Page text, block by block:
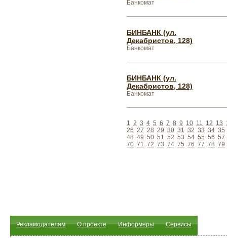
Банкомат
БИНБАНК (ул.
Декабристов, 128)
Банкомат
БИНБАНК (ул.
Декабристов, 128)
Банкомат
1 2 3 4 5 6 7 8 9 10 11 12 13
26 27 28 29 30 31 32 33 34 35
48 49 50 51 52 53 54 55 56 57
70 71 72 73 74 75 76 77 78 79
Рекламодателям О проекте Информеры Сервисы